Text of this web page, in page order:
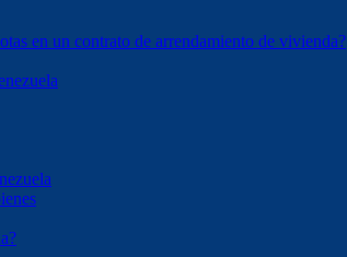
en un contrato de arrendamiento de vivienda?